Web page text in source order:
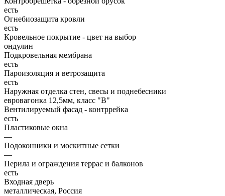
есть
Огнебиозащита кровли
есть
Кровельное покрытие - цвет на выбор
ондулин
Подкровельная мембрана
есть
Пароизоляция и ветрозащита
есть
Наружная отделка стен, свесы и поднебесники
евровагонка 12,5мм, класс "В"
Вентилируемый фасад - контррейка
есть
Пластиковые окна
—
Подоконники и москитные сетки
—
Перила и ограждения террас и балконов
есть
Входная дверь
металлическая, Россия